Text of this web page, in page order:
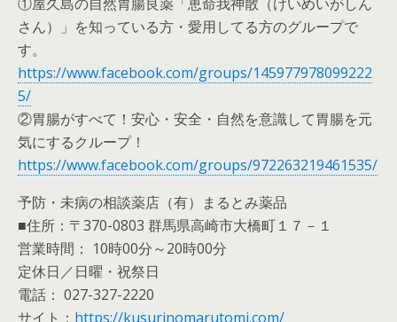
さん）」を知っている方・愛用してる方のグループで
す。
https://www.facebook.com/groups/145977978099222
5/
②胃腸がすべて！安心・安全・自然を意識して胃腸を元
気にするクループ！
https://www.facebook.com/groups/972263219461535/
予防・未病の相談薬店（有）まるとみ薬品
■住所：〒370-0803 群馬県高崎市大橋町１７－１
営業時間： 10時00分～20時00分
定休日／日曜・祝祭日
電話： 027-327-2220
サイト： https://kusurinomarutomi.com/